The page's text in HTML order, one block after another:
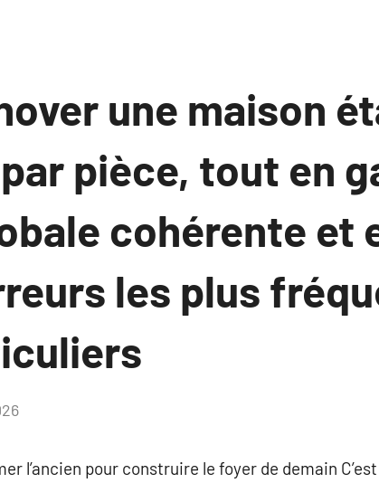
une maison
pièce, tout en
cohérente et
les plus
l’ancien pour construire le foyer de demain